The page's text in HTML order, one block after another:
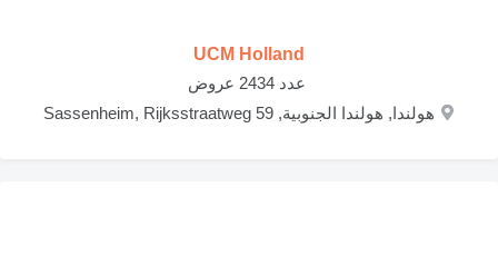
UCM Holland
‏ عدد 2434 عروض
هولندا, هولندا الجنوبية, Sassenheim, Rijksstraatweg 59